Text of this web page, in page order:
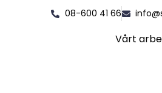
08-600 41 66
Vårt